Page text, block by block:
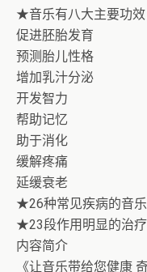
★音乐有八大主要功效
促进胚胎发育
预测胎儿性格
增加乳汁分泌
开发智力
帮助记忆
助于消化
缓解疼痛
延缓衰老
★26种常见疾病的音
★23段作用明显的治疗
内容简介
《让音乐带给您健康